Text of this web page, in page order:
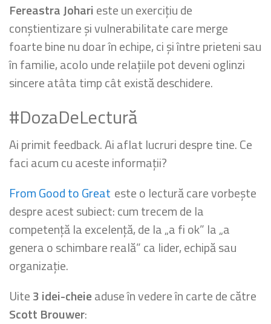
Fereastra Joharieste un exercițiu de
conștientizare și vulnerabilitate care merge
foarte bine nu doar în echipe, ci și între prieteni sau
în familie, acolo unde relațiile pot deveni oglinzi
sincere atâta timp cât există deschidere.
#DozaDeLectură
Ai primit feedback. Ai aflat lucruri despre tine. Ce
faci acum cu aceste informații?
From Good to Great este o lectură care vorbește
despre acest subiect: cum trecem de la
competență la excelență, de la „a fi ok” la „a
genera o schimbare reală” ca lider, echipă sau
organizație.
Uite3 idei-cheieaduse în vedere în carte de către
Scott Brouwer: